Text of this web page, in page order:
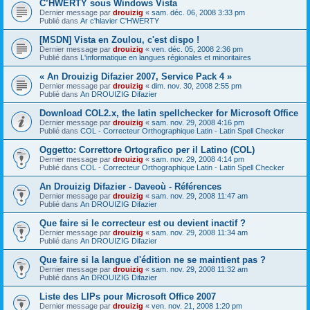
C’HWERTY sous Windows Vista
Dernier message par drouizig « sam. déc. 06, 2008 3:33 pm
Publié dans Ar c'hlavier C'HWERTY
[MSDN] Vista en Zoulou, c'est dispo !
Dernier message par drouizig « ven. déc. 05, 2008 2:36 pm
Publié dans L'informatique en langues régionales et minoritaires
« An Drouizig Difazier 2007, Service Pack 4 »
Dernier message par drouizig « dim. nov. 30, 2008 2:55 pm
Publié dans An DROUIZIG Difazier
Download COL2.x, the latin spellchecker for Microsoft Office
Dernier message par drouizig « sam. nov. 29, 2008 4:16 pm
Publié dans COL - Correcteur Orthographique Latin - Latin Spell Checker
Oggetto: Correttore Ortografico per il Latino (COL)
Dernier message par drouizig « sam. nov. 29, 2008 4:14 pm
Publié dans COL - Correcteur Orthographique Latin - Latin Spell Checker
An Drouizig Difazier - Daveoù - Références
Dernier message par drouizig « sam. nov. 29, 2008 11:47 am
Publié dans An DROUIZIG Difazier
Que faire si le correcteur est ou devient inactif ?
Dernier message par drouizig « sam. nov. 29, 2008 11:34 am
Publié dans An DROUIZIG Difazier
Que faire si la langue d'édition ne se maintient pas ?
Dernier message par drouizig « sam. nov. 29, 2008 11:32 am
Publié dans An DROUIZIG Difazier
Liste des LIPs pour Microsoft Office 2007
Dernier message par drouizig « ven. nov. 21, 2008 1:20 pm